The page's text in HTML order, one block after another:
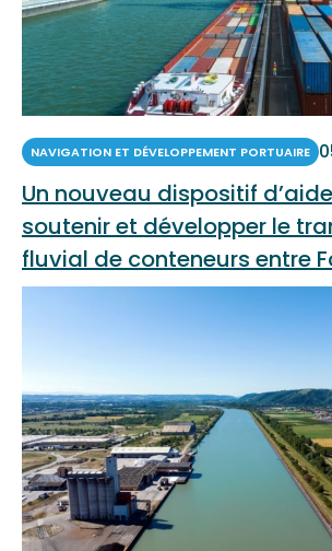
NAVIGATION ET DÉVELOPPEMENT PORTUAIRE
Un nouveau dispositif
soutenir et développer le
fluvial de conteneurs entre